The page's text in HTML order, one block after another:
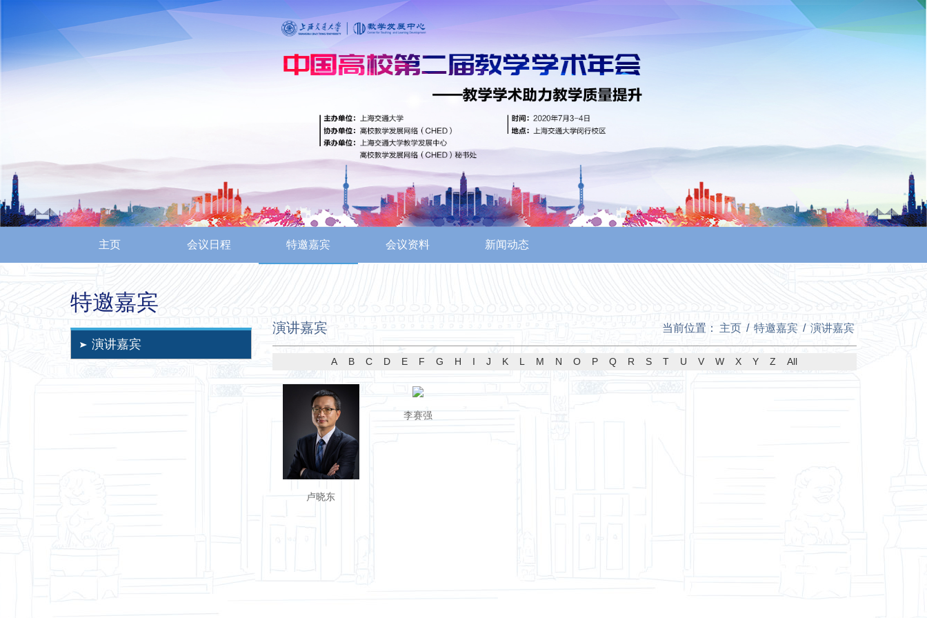
主页 会议日程 特邀嘉宾 会议资料 新闻动态
特邀嘉宾
演讲嘉宾
演讲嘉宾 当前位置： 主页 / 特邀嘉宾 / 演讲嘉宾
A B C D E F G H I J K L M N O P Q R S T U V W X Y Z All
卢晓东
李赛强